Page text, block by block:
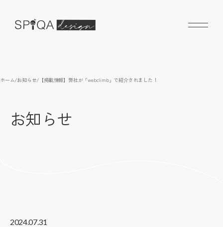
ホーム/お知らせ/ 【掲載情報】弊社が「webclimb」で紹介されました！
お知らせ
2024.07.31